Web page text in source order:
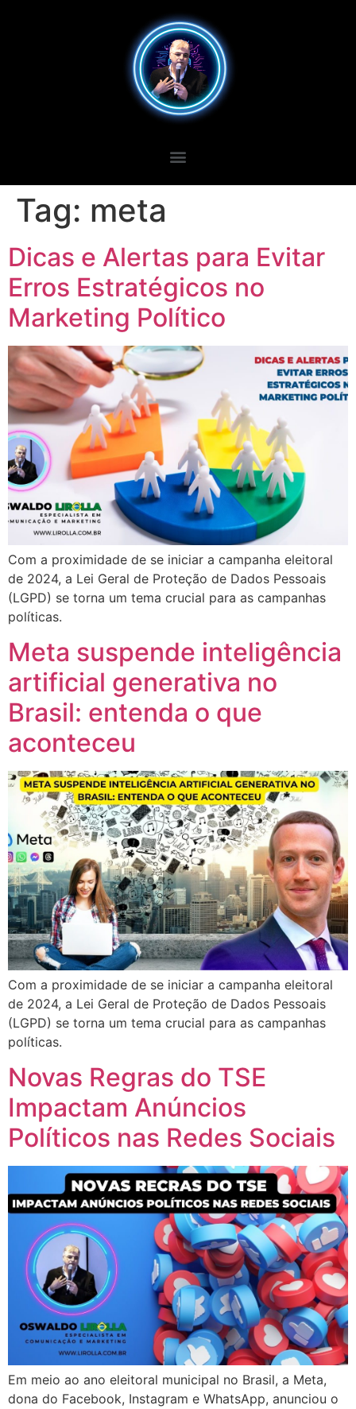
Tag: meta
Dicas e Alertas para Evitar
Erros Estratégicos no
Marketing Político
Com a proximidade de se iniciar a campanha eleitoral
de 2024, a Lei Geral de Proteção de Dados Pessoais
(LGPD) se torna um tema crucial para as campanhas
políticas.
Meta suspende inteligência
artificial generativa no
Brasil: entenda o que
aconteceu
Com a proximidade de se iniciar a campanha eleitoral
de 2024, a Lei Geral de Proteção de Dados Pessoais
(LGPD) se torna um tema crucial para as campanhas
políticas.
Novas Regras do TSE
Impactam Anúncios
Políticos nas Redes Sociais
Em meio ao ano eleitoral municipal no Brasil, a Meta,
dona do Facebook, Instagram e WhatsApp, anunciou o